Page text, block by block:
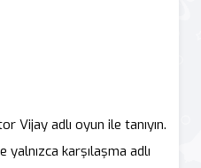
Vijay adlı oyun ile tanıyın.
karşılaşma adlı